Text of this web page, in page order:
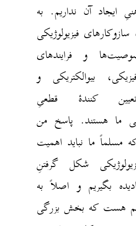
ایجاد آن نداریم. به
فیزیولوژیکی
و فرایندهای
بیوالکتریکی و
کنندهٔ قطعیِ
ما هستند. پاسخ من
ما نباید اهمیت
شکل گرفتنِ
بگیریم و اصلاً به
هست که بخش بزرگی